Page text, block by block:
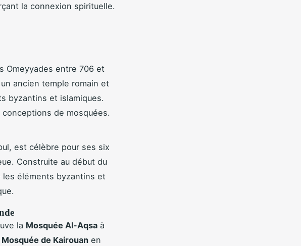
la connexion spirituelle.
Omeyyades entre 706 et
ancien temple romain et
byzantins et islamiques.
de mosquées.
est célèbre pour ses six
Construite au début du
les éléments byzantins et
la Mosquée Al-Aqsa à
de Kairouan en